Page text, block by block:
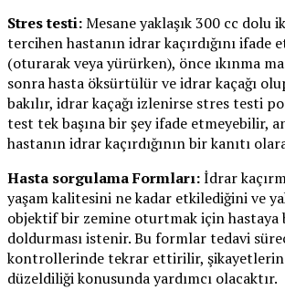
Stres testi:Mesane yaklaşık 300 cc dolu
tercihen hastanın idrar kaçırdığını ifade
(oturarak veya yürürken), önce ıkınma
sonra hasta öksürtülür ve idrar kaçağı
bakılır, idrar kaçağı izlenirse stres testi
test tek başına bir şey ifade etmeyebilir,
hastanın idrar kaçırdığının bir kanıtı
Hasta sorgulama Formları:İdrar
yaşam kalitesini ne kadar etkilediğini ve
objektif bir zemine oturtmak için
doldurması istenir. Bu formlar tedavi
kontrollerinde tekrar ettirilir, şikayetlerin
düzeldiliği konusunda yardımcı olacaktır.